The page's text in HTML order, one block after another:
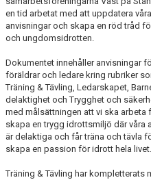
SCHEMA ALLA LAG
KONTAKT
en tid arbetat med att uppdatera våra
anvisningar och skapa en röd tråd
och ungdomsidrotten.
Dokumentet innehåller anvisningar
föräldrar och ledare kring rubriker
Träning & Tävling, Ledarskapet,
delaktighet och Trygghet och
med målsättningen att vi ska arbeta
skapa en trygg idrottsmiljö där våra
är delaktiga och får träna och tävla
skapa en passion för idrott hela livet.
Träning & Tävling har kompletterats